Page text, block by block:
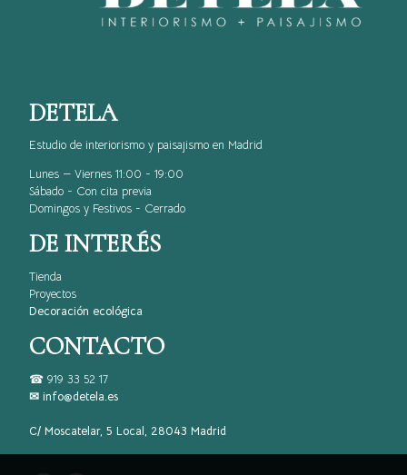
DETELA
Estudio de interiorismo y paisajismo en Madrid
Lunes — Viernes 11:00 - 19:00
Sábado - Con cita previa
Domingos y Festivos - Cerrado
DE INTERÉS
Tienda
Proyectos
Decoración ecológica
CONTACTO
☎ 919 33 52 17
✉ info@detela.es
C/ Moscatelar, 5 Local, 28043 Madrid